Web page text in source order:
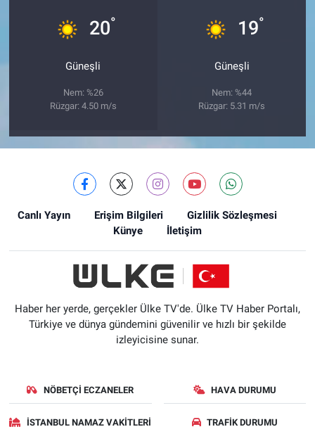
20°
Güneşli
Nem: %26
Rüzgar: 4.50 m/s
19°
Güneşli
Nem: %44
Rüzgar: 5.31 m/s
Canlı Yayın Erişim Bilgileri
Gizlilik Sözleşmesi
Künye
İletişim
Haber her yerde, gerçekler Ülke TV'de. Ülke TV Haber Portalı,
Türkiye ve dünya gündemini güvenilir ve hızlı bir şekilde
izleyicisine sunar.
NÖBETÇI ECZANELER HAVA DURUMU
İSTANBUL NAMAZ VAKITLERI TRAFIK DURUMU